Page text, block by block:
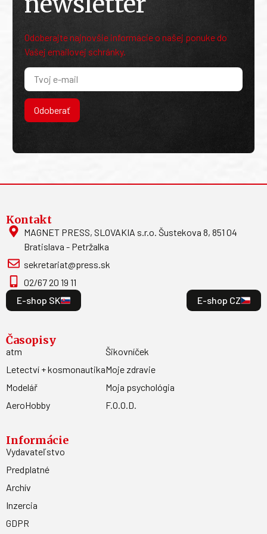
Odoberajte najnovšie informácie o našej ponuke do
Vašej emailovej schránky.
Odoberať
Kontakt
MAGNET PRESS, SLOVAKIA s.r.o. Šustekova 8, 851 04
Bratislava - Petržalka
sekretariat@press.sk
02/67 20 19 11
E-shop SK
E-shop CZ
Časopisy
atm
Letectví + kosmonautika
Modelář
AeroHobby
Šikovníček
Moje zdravie
Moja psychológia
F.O.O.D.
Informácie
Vydavateľstvo
Predplatné
Archív
Inzercia
GDPR